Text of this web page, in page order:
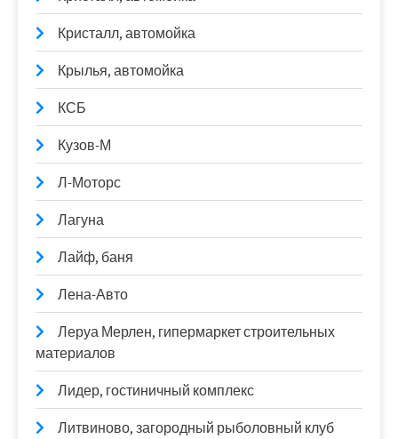
Кристалл, автомойка
Крылья, автомойка
КСБ
Кузов-М
Л-Моторс
Лагуна
Лайф, баня
Лена-Авто
Леруа Мерлен, гипермаркет строительных
материалов
Лидер, гостиничный комплекс
Литвиново, загородный рыболовный клуб